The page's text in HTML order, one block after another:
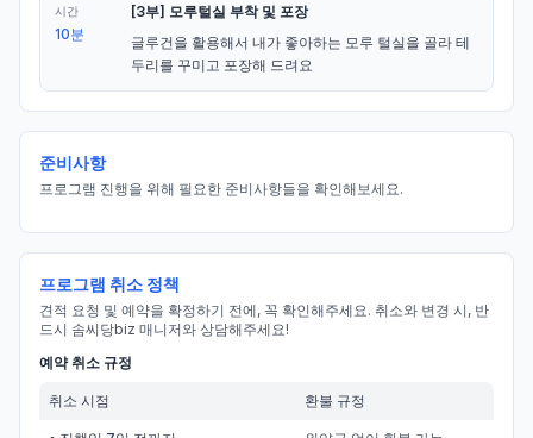
시간
10분
[3부] 모루털실 부착 및 포장
글루건을 활용해서 내가 좋아하는 모루 털실을 골라 테
두리를 꾸미고 포장해 드려요
준비사항
프로그램 진행을 위해 필요한 준비사항들을 확인해보세요.
프로그램 취소 정책
견적 요청 및 예약을 확정하기 전에, 꼭 확인해주세요. 취소와 변경 시, 반
드시 솜씨당biz 매니저와 상담해주세요!
예약 취소 규정
취소 시점 환불 규정